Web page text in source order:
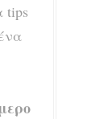
tips